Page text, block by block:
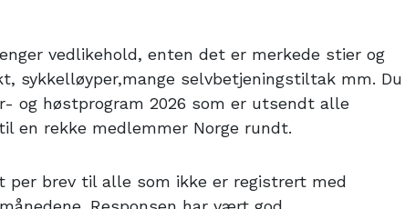
vedlikehold, enten det er merkede stier og
sykkelløyper,mange selvbetjeningstiltak mm. Du
og høstprogram 2026 som er utsendt alle
en rekke medlemmer Norge rundt.
per brev til alle som ikke er registrert med